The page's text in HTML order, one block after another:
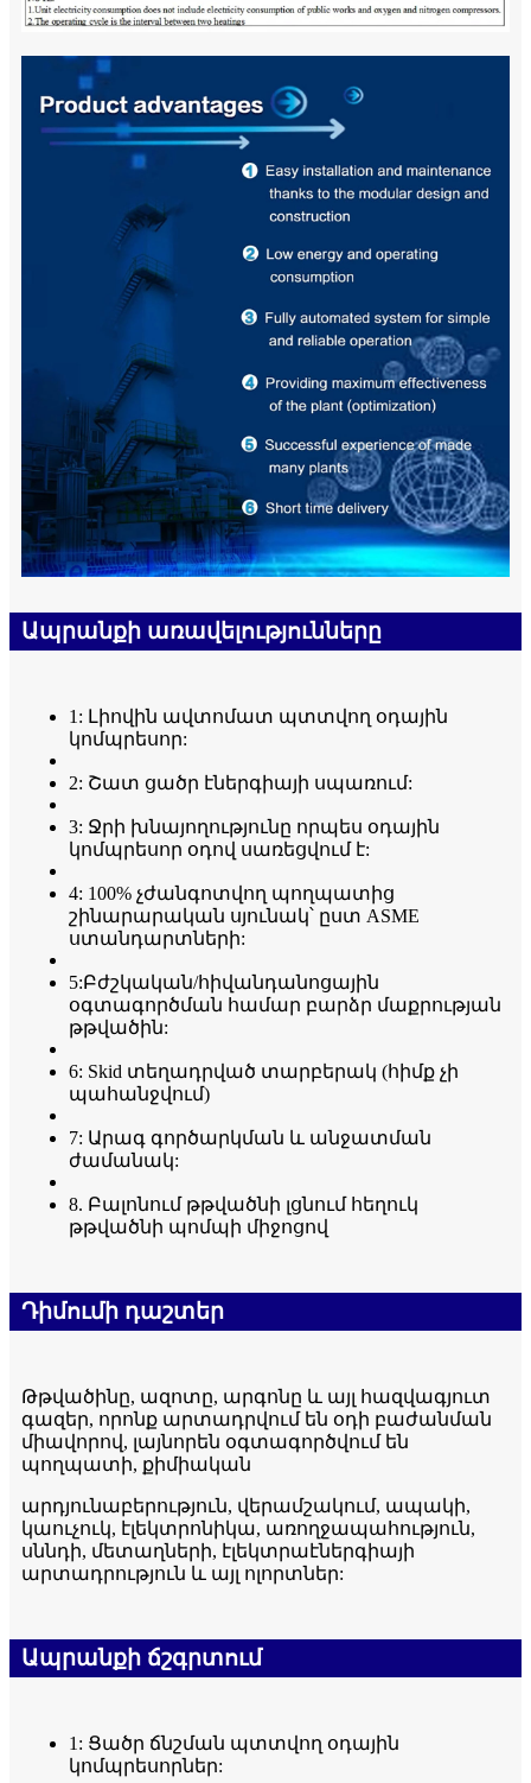
Ապրանքի առավելությունները
1: Լիովին ավտոմատ պտտվող օդային
կոմպրեսոր:
2: Շատ ցածր էներգիայի սպառում:
3: Ջրի խնայողությունը որպես օդային
կոմպրեսոր օդով սառեցվում է:
4: 100% չժանգոտվող պողպատից
շինարարական սյունակ՝ ըստ ASME
ստանդարտների:
5:Բժշկական/հիվանդանոցային
օգտագործման համար բարձր մաքրության
թթվածին:
6: Skid տեղադրված տարբերակ (հիմք չի
պահանջվում)
7: Արագ գործարկման և անջատման
ժամանակ:
8. Բալոնում թթվածնի լցնում հեղուկ
թթվածնի պոմպի միջոցով
Դիմումի դաշտեր
Թթվածինը, ազոտը, արգոնը և այլ հազվագյուտ
գազեր, որոնք արտադրվում են օդի բաժանման
միավորով, լայնորեն օգտագործվում են
պողպատի, քիմիական
արդյունաբերություն, վերամշակում, ապակի,
կաուչուկ, էլեկտրոնիկա, առողջապահություն,
սննդի, մետաղների, էլեկտրաէներգիայի
արտադրություն և այլ ոլորտներ:
Ապրանքի ճշգրտում
1: Ցածր ճնշման պտտվող օդային
կոմպրեսորներ: